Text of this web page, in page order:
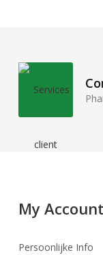
My Account
Persoonlijke Info